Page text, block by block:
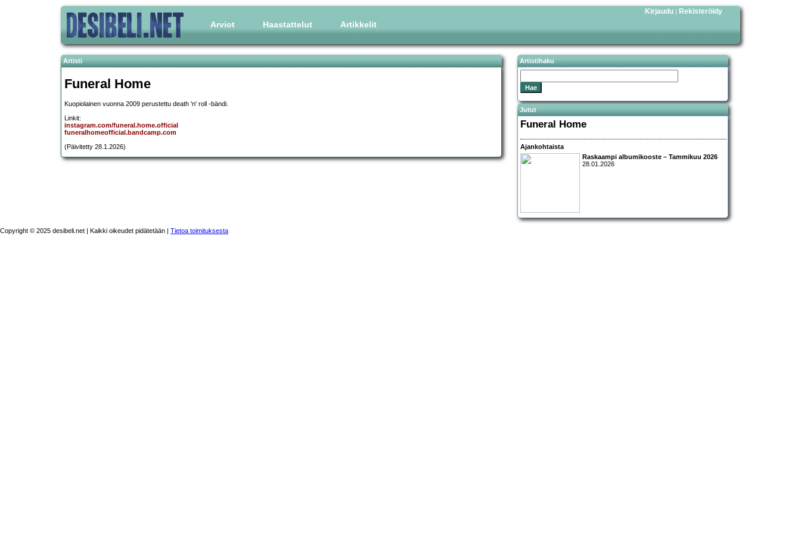
Arviot Haastattelut Artikkelit
Kirjaudu | Rekisteröidy
Artisti
Funeral Home
Kuopiolainen vuonna 2009 perustettu death 'n' roll -bändi.
Linkit:
instagram.com/funeral.home.official
funeralhomeofficial.bandcamp.com
(Päivitetty 28.1.2026)
Artistihaku
Jutut
Funeral Home
Ajankohtaista
Raskaampi albumikooste – Tammikuu 2026
28.01.2026
Copyright © 2025 desibeli.net | Kaikki oikeudet pidätetään | Tietoa toimituksesta